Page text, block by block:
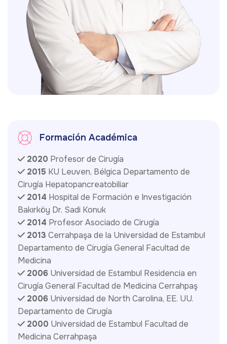
Formación Académica
2020 Profesor de Cirugía
2015 KU Leuven, Bélgica Departamento de
Cirugía Hepatopancreatobiliar
2014 Hospital de Formación e Investigación
Bakırköy Dr. Sadi Konuk
2014 Profesor Asociado de Cirugía
2013 Cerrahpaşa de la Universidad de Estambul
Departamento de Cirugía General Facultad de
Medicina
2006 Universidad de Estambul Residencia en
Cirugía General Facultad de Medicina Cerrahpaş
2006 Universidad de North Carolina, EE. UU.
Departamento de Cirugía
2000 Universidad de Estambul Facultad de
Medicina Cerrahpaşa